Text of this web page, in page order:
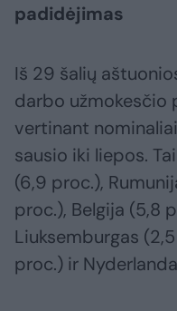
padidėjimas
Iš 29 šalių
darbo užmokesčio
vertinant
sausio iki liepos.
(6,9 proc.),
proc.), Belgija (5,8
Liuksemburgas
proc.) ir